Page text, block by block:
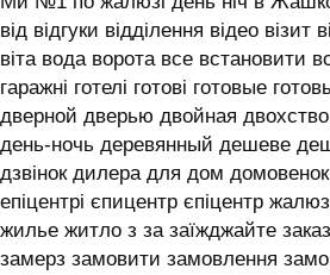
від відгуки відділення відео візит
віта вода ворота все встановити
гаражні готелі готові готовые
дверной дверью двойная
день-ночь деревянный дешеве
дзвінок дилера для дом
епіцентрі єпицентр єпіцентр
жилье житло з за заїжджайте заказ
замерз замовити замовлення